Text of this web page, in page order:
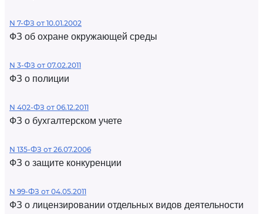
N 7-ФЗ от 10.01.2002
ФЗ об охране окружающей среды
N 3-ФЗ от 07.02.2011
ФЗ о полиции
N 402-ФЗ от 06.12.2011
ФЗ о бухгалтерском учете
N 135-ФЗ от 26.07.2006
ФЗ о защите конкуренции
N 99-ФЗ от 04.05.2011
ФЗ о лицензировании отдельных видов деятельности